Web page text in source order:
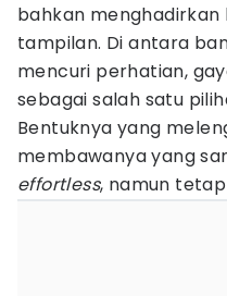
bahkan
tampilan. Di antara
mencuri perhatian,
sebagai salah satu
Bentuknya yang
membawanya yang
effortless, namun